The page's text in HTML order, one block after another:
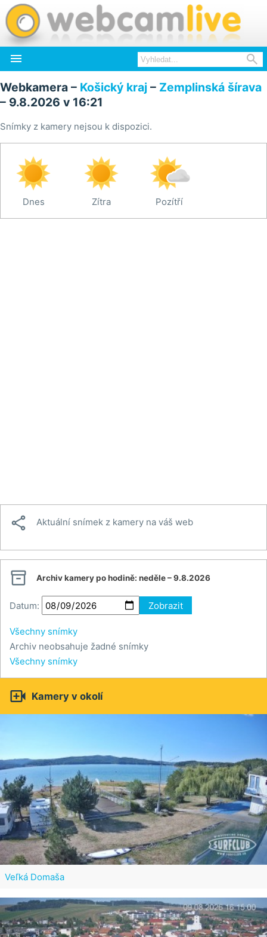
 
Webkamera – Košický kraj – Zemplinská šírava
– 9.8.2026 v 16:21
Snímky z kamery nejsou k dispozici.
Dnes Zítra Pozítří
 Aktuální snímek z kamery na váš web
 Archiv kamery po hodině: neděle – 9.8.2026
Datum: Zobrazit
Všechny snímky
Archiv neobsahuje žadné snímky
Všechny snímky
 Kamery v okolí
Veľká Domaša